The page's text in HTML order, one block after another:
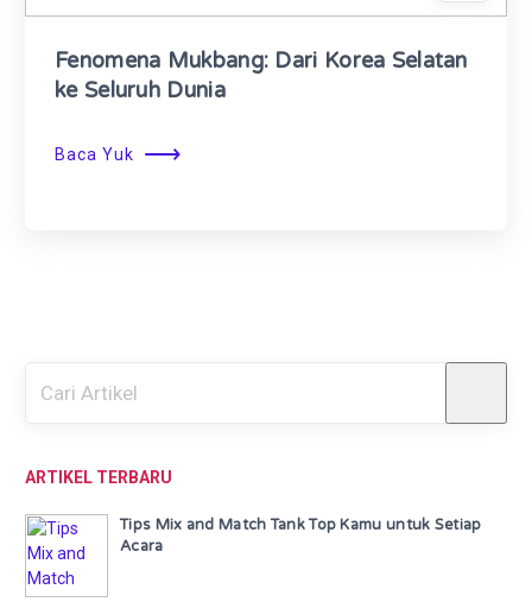
Fenomena Mukbang: Dari Korea Selatan
ke Seluruh Dunia
Baca Yuk ⟶
ARTIKEL TERBARU
Tips Mix and Match Tank Top Kamu untuk Setiap
Acara